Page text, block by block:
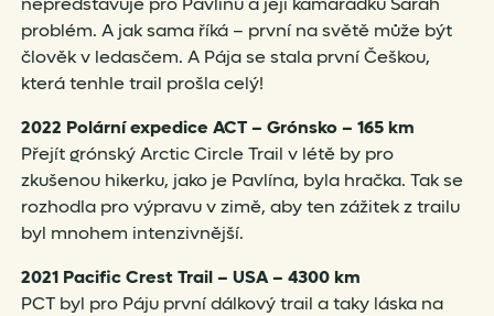
problém. A jak sama říká – první na světě může být
člověk v ledasčem. A Pája se stala první Češkou,
která tenhle trail prošla celý!
2022 Polární expedice ACT– Grónsko– 165 km
Přejít grónský Arctic Circle Trail v létě by pro
zkušenou hikerku, jako je Pavlína, byla hračka. Tak se
rozhodla pro výpravu v zimě, aby ten zážitek z trailu
byl mnohem intenzivnější.
2021 Pacific Crest Trail – USA – 4300 km
PCT byl pro Páju první dálkový trail a taky láska na